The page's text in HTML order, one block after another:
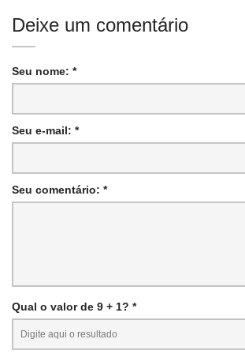
Deixe um comentário
Seu nome: *
Seu e-mail: *
Seu comentário: *
Qual o valor de 9 + 1? *